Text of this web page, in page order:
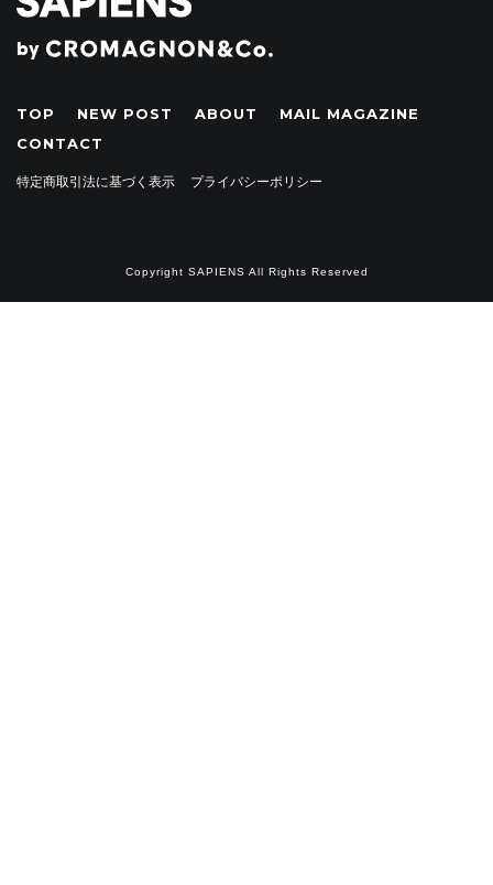
by
TOP NEW POST ABOUT
MAIL MAGAZINE
CONTACT
特定商取引法に基づく表示 プライバシーポリシー
Copyright SAPIENS All Rights Reserved